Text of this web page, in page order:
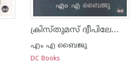
ക്രിസ്തുമസ് ദ്വീപിലേക്ക് ഒരു യാത്ര
എം എ ബൈജു
DC Books